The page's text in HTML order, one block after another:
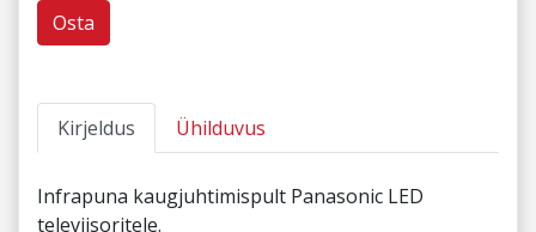
Osta
Kirjeldus Ühilduvus
Infrapuna kaugjuhtimispult Panasonic LED
televiisoritele.